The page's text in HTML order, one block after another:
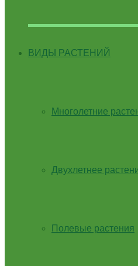
ВИДЫ РАСТЕНИЙ
Многолетние
Двухлетнее
Полевые растения